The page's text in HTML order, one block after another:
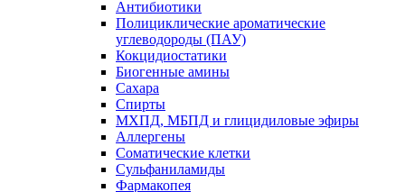
Антибиотики
Полициклические ароматические
углеводороды (ПАУ)
Кокцидиостатики
Биогенные амины
Сахара
Спирты
МХПД, МБПД и глицидиловые эфиры
Аллергены
Соматические клетки
Сульфаниламиды
Фармакопея